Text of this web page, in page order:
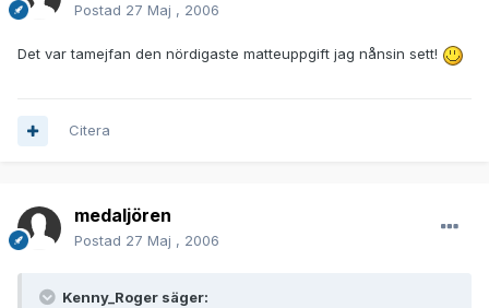
Postad 27 Maj , 2006
Det var tamejfan den nördigaste matteuppgift jag nånsin sett!
Citera
medaljören
Postad 27 Maj , 2006
Kenny_Roger säger: